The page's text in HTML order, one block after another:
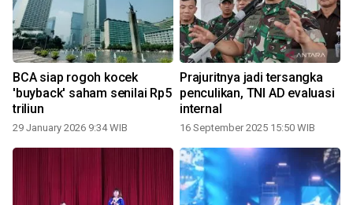
BCA siap rogoh kocek
'buyback' saham senilai Rp5
triliun
29 January 2026 9:34 WIB
Prajuritnya jadi tersangka
penculikan, TNI AD evaluasi
internal
16 September 2025 15:50 WIB